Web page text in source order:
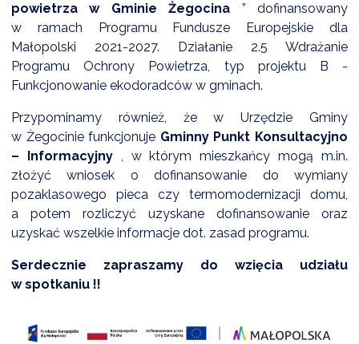
powietrza w Gminie Żegocina ” dofinansowany
w ramach Programu Fundusze Europejskie dla
Małopolski 2021-2027. Działanie 2.5 Wdrażanie
Programu Ochrony Powietrza, typ projektu B -
Funkcjonowanie ekodoradców w gminach.
Przypominamy również, że w Urzędzie Gminy
w Żegocinie funkcjonuje Gminny Punkt Konsultacyjno
– Informacyjny , w którym mieszkańcy mogą m.in.
złożyć wniosek o dofinansowanie do wymiany
pozaklasowego pieca czy termomodernizacji domu,
a potem rozliczyć uzyskane dofinansowanie oraz
uzyskać wszelkie informacje dot. zasad programu.
Serdecznie zapraszamy do wzięcia udziału
w spotkaniu !!